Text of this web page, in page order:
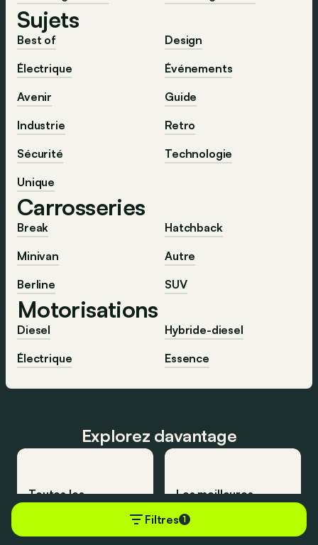
Filtres 1
Sujets
Best of
Design
Électrique
Événements
Avenir
Guide
Industrie
Retro
Sécurité
Technologie
Unique
Carrosseries
Break
Hatchback
Minivan
Autre
Berline
SUV
Motorisations
Diesel
Hybride-diesel
Électrique
Essence
Explorez davantage
Toutes les
voitures
Les meilleures
voitures